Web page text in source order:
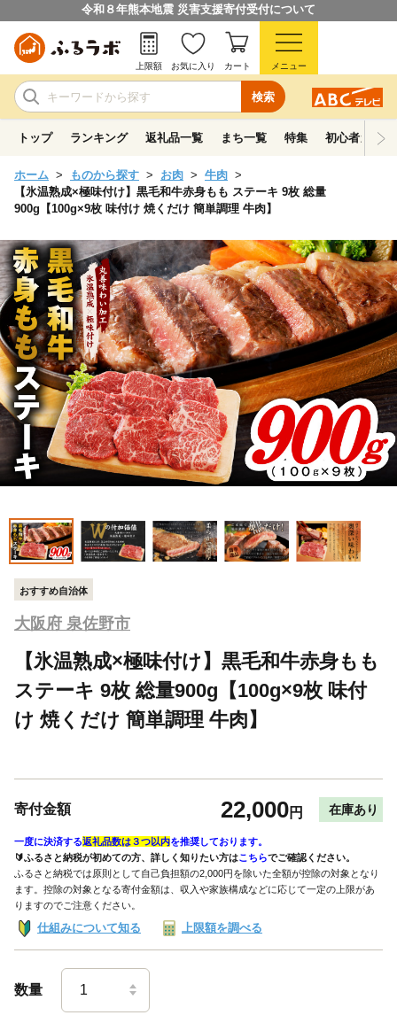
令和８年熊本地震 災害支援寄付受付について
検索
上限額 お気に入り カート メニュー
トップ ランキング 返礼品一覧 まち一覧 特集 初心者ガイド
ホーム ものから探す お肉
牛肉
【氷温熟成×極味付け】黒毛和牛赤身もも ステーキ 9枚 総量
900g【100g×9枚 味付け 焼くだけ 簡単調理 牛肉】
おすすめ自治体
大阪府 泉佐野市
【氷温熟成×極味付け】黒毛和牛赤身もも
ステーキ 9枚 総量900g【100g×9枚 味付
け 焼くだけ 簡単調理 牛肉】
寄付金額 22,000円 在庫あり
一度に決済する返礼品数は３つ以内を推奨しております。
🔰ふるさと納税が初めての方、詳しく知りたい方はこちらでご確認ください。
ふるさと納税では原則として自己負担額の2,000円を除いた全額が控除の対象となり
ます。控除の対象となる寄付金額は、収入や家族構成などに応じて一定の上限があ
りますのでご注意ください。
仕組みについて知る 上限額を調べる
数量